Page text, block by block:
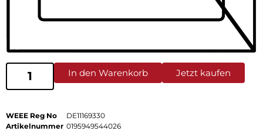
In den Warenkorb Jetzt kaufen
WEEE Reg No
DE11169330
Artikelnummer 0195949544026